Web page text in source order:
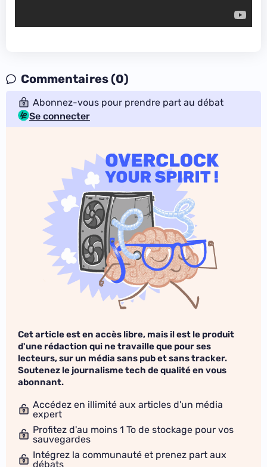
Commentaires (0)
Abonnez-vous pour prendre part au débat
Se connecter
Cet article est en accès libre, mais il est le produit
d'une rédaction qui ne travaille que pour ses
lecteurs, sur un média sans pub et sans tracker.
Soutenez le journalisme tech de qualité en vous
abonnant.
Accédez en illimité aux articles d'un média
expert
Profitez d'au moins 1 To de stockage pour vos
sauvegardes
Intégrez la communauté et prenez part aux
débats